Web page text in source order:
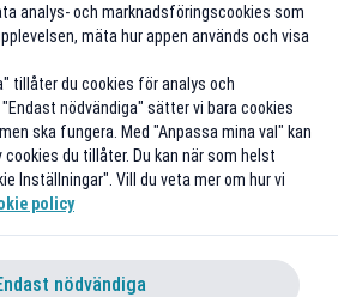
analys- och marknadsföringscookies som
mäta hur appen används och visa
tillåter du cookies för analys och
nödvändiga" sätter vi bara cookies
ska fungera. Med "Anpassa mina val" kan
cookies du tillåter. Du kan när som helst
Inställningar". Vill du veta mer om hur vi
policy
nödvändiga